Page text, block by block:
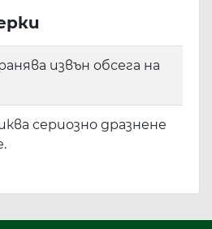
извън обсега на
сериозно дразнене